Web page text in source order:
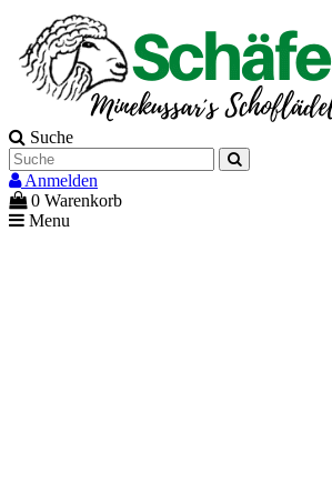
Suche
Anmelden
0 Warenkorb
Menu